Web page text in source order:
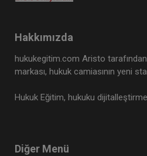
Hakkımızda
hukukegitim.com Aristo
markası, hukuk camiasının yeni
Hukuk Eğitim, hukuku dijitalleştirme
Diğer Menü